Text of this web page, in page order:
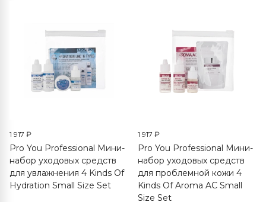
1 917 ₽
Pro You Professional Мини-
набор уходовых средств
для увлажнения 4 Kinds Of
Hydration Small Size Set
1 917 ₽
Pro You Professional Мини-
набор уходовых средств
для проблемной кожи 4
Kinds Of Aroma AC Small
Size Set